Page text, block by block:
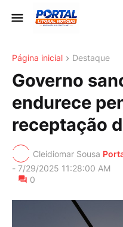
Página inicial Destaque
Governo
endurece
receptação
Cleidiomar Sousa
- 7/29/2025 11:28:00 AM
0